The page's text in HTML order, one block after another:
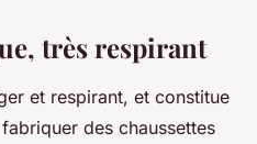
très respirant
et respirant, et constitue
des chaussettes